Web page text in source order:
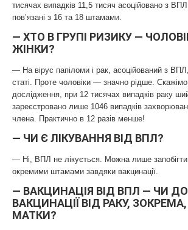
тисячах випадків 11,5 тисяч асоційовано з
пов’язані з 16 та 18 штамами.
— ХТО В ГРУПІ РИЗИКУ —
ЖІНКИ?
— На вірус папіломи і рак, асоційований з
статі. Проте чоловіки — значно рідше.
дослідження, при 12 тисячах випадків раку
зареєстровано лише 1046 випадків
члена. Практично в 12 разів менше!
— ЧИ Є ЛІКУВАННЯ ВІД ВПЛ?
— Ні, ВПЛ не лікується. Можна лише
окремими штамами завдяки вакцинації.
— ВАКЦИНАЦІЯ ВІД ВПЛ — ЧИ
ВАКЦИНАЦІЇ ВІД РАКУ,
МАТКИ?